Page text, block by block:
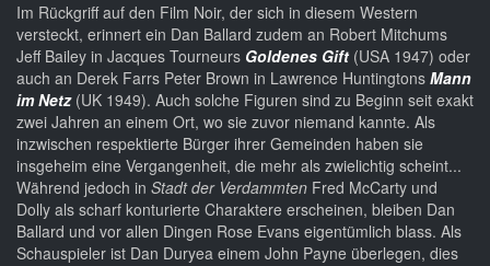
Im Rückgriff auf den Film Noir, der sich in diesem Western
versteckt, erinnert ein Dan Ballard zudem an Robert Mitchums
Jeff Bailey in Jacques Tourneurs Goldenes Gift (USA 1947) oder
auch an Derek Farrs Peter Brown in Lawrence Huntingtons Mann
im Netz(UK 1949). Auch solche Figuren sind zu Beginn seit exakt
zwei Jahren an einem Ort, wo sie zuvor niemand kannte. Als
inzwischen respektierte Bürger ihrer Gemeinden haben sie
insgeheim eine Vergangenheit, die mehr als zwielichtig scheint...
Während jedoch in Stadt der Verdammten Fred McCarty und
Dolly als scharf konturierte Charaktere erscheinen, bleiben Dan
Ballard und vor allen Dingen Rose Evans eigentümlich blass. Als
Schauspieler ist Dan Duryea einem John Payne überlegen, dies